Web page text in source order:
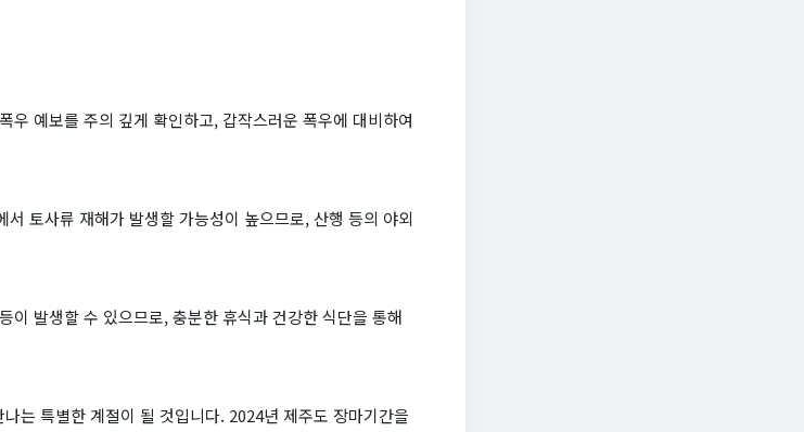
우 예보를 주의 깊게 확인하고, 갑작스러운 폭우에 대비하여
토사류 재해가 발생할 가능성이 높으므로, 산행 등의 야외
이 발생할 수 있으므로, 충분한 휴식과 건강한 식단을 통해
는 특별한 계절이 될 것입니다. 2024년 제주도 장마기간을